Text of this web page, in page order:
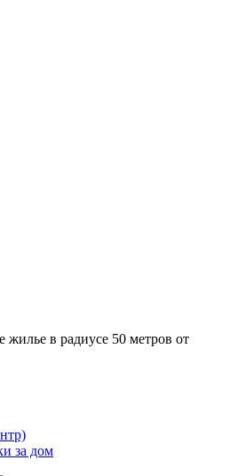
в радиусе 50 метров от
за дом